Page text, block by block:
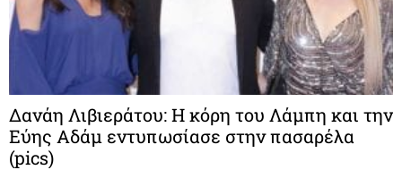
Δανάη Λιβιεράτου: Η κόρη του Λάμπη και την
Εύης Αδάμ εντυπωσίασε στην πασαρέλα
(pics)